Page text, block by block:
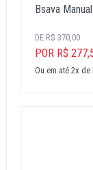
Bsava
DE R$ 370,00
POR R$
Ou em até 2x de